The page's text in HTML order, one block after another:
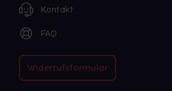
Kontakt
FAQ
Widerrufsformular